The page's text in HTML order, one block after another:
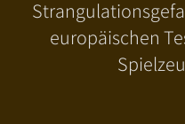
europäischen